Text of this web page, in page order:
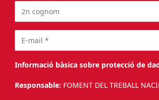
Informació bàsica sobre protecció de
Responsable: FOMENT DEL TREBALL